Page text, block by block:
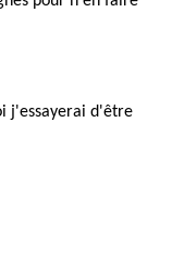
j'essayerai d'être